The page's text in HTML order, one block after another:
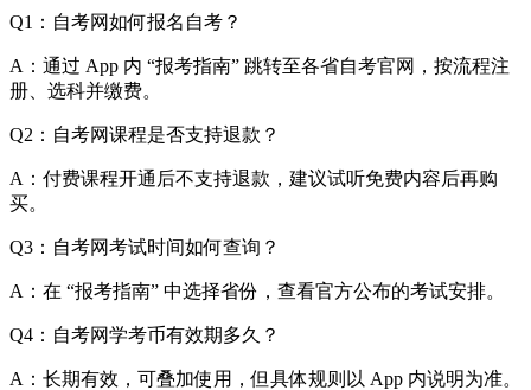
Q1：自考网如何报名自考？
A：通过 App 内 “报考指南” 跳转至各省自考官网，按流程注
册、选科并缴费。
Q2：自考网课程是否支持退款？
A：付费课程开通后不支持退款，建议试听免费内容后再购
买。
Q3：自考网考试时间如何查询？
A：在 “报考指南” 中选择省份，查看官方公布的考试安排。
Q4：自考网学考币有效期多久？
A：长期有效，可叠加使用，但具体规则以 App 内说明为准。